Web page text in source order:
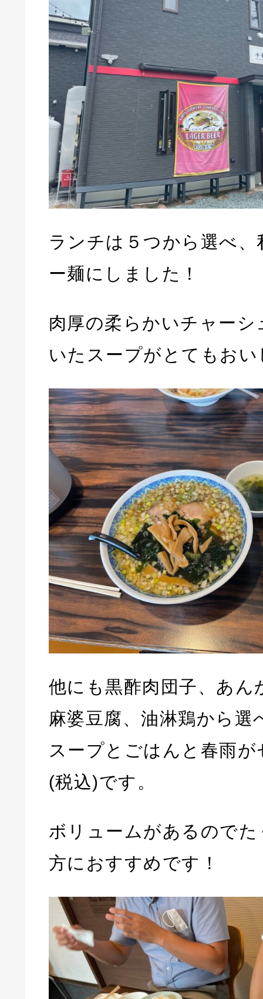
ランチは５つから選べ
ー麺にしました！
肉厚の柔らかいチャーシ
いたスープがとてもお
他にも黒酢肉団子、あん
麻婆豆腐、油淋鶏から選
スープとごはんと春雨
(税込)です。
ボリュームがあるので
方におすすめです！